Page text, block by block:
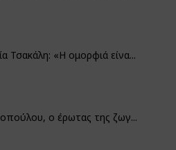
Τσακάλη: «Η ομορφιά είνα...
ο έρωτας της ζωγ...